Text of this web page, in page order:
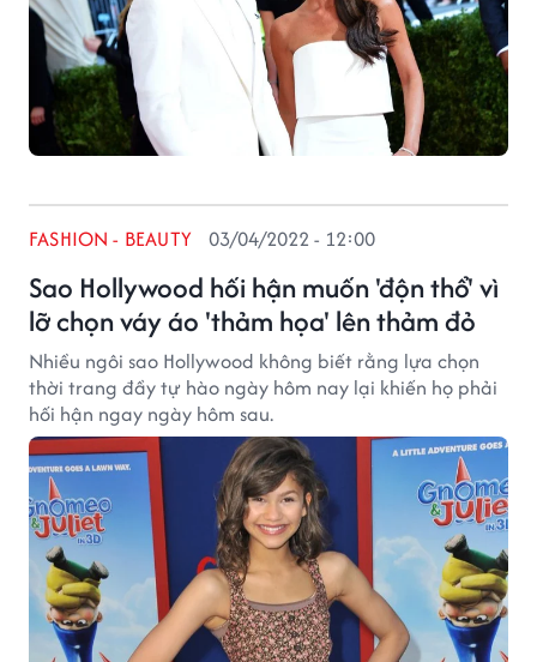
Sao Hollywood hối hận muốn 'độn thổ' vì
lỡ chọn váy áo 'thảm họa' lên thảm đỏ
FASHION - BEAUTY 03/04/2022 - 12:00
Nhiều ngôi sao Hollywood không biết rằng lựa chọn
thời trang đầy tự hào ngày hôm nay lại khiến họ phải
hối hận ngay ngày hôm sau.